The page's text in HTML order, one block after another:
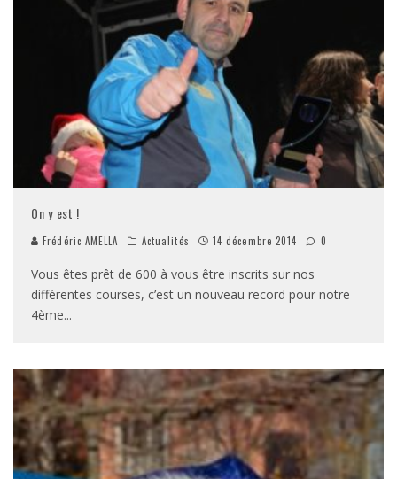
On y est !
Frédéric AMELLA Actualités 14 décembre 2014 0
Vous êtes prêt de 600 à vous être inscrits sur nos
différentes courses, c’est un nouveau record pour notre
4ème...